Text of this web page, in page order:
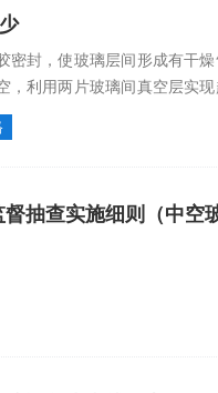
封，使玻璃层间形成有干
利用两片玻璃间真空层实
抽查实施细则（中空